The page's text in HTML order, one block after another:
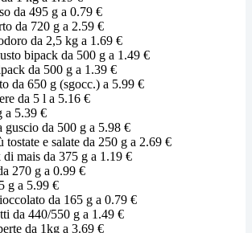
da 495 g a 0.79 €
da 720 g a 2.59 €
da 2,5 kg a 1.69 €
bipack da 500 g a 1.49 €
da 500 g a 1.39 €
da 650 g (sgocc.) a 5.99 €
da 5 l a 5.16 €
a 5.39 €
da 500 g a 5.98 €
tostate e salate da 250 g a 2.69 €
mais da 375 g a 1.19 €
270 g a 0.99 €
g a 5.99 €
da 165 g a 0.79 €
da 440/550 g a 1.49 €
da 1kg a 3.69 €